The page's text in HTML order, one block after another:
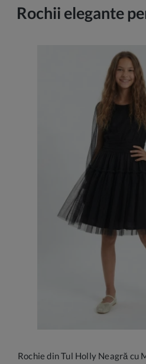
Rochii elegante
Rochie din Tul Holly Neagră cu